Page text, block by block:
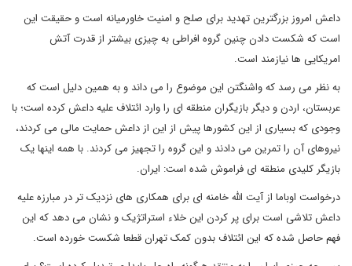
داعش امروز بزرگترین تهدید برای صلح و امنیت خاورمیانه است و حقیقت این
است که شکست دادن چنین گروه افراطی به چیزی بیشتر از قدرت آتش
امریکایی ها نیازمند است.
به نظر می رسد که واشنگتن این موضوع را می داند و به همین دلیل است که
عربستان، اردن و دیگر بازیگران منطقه ای را وارد ائتلاف علیه داعش کرده است؛ با
وجودی که بسیاری از این کشورها پیش از این از داعش حمایت مالی می کردند،
نیروهای آن را تمرین می دادند و این گروه را تجهیز می کردند. با همه اینها یک
بازیگر کلیدی منطقه ای فراموش شده است: ایران.
درخواست اوباما از آیت الله خامنه ای برای همکاری های نزدیک تر در مبارزه علیه
داعش تلاشی است برای پر کردن این خلاء استراتژیک و نشان می دهد که این
فهم حاصل شده که این ائتلاف بدون کمک تهران قطعا شکست خورده است.